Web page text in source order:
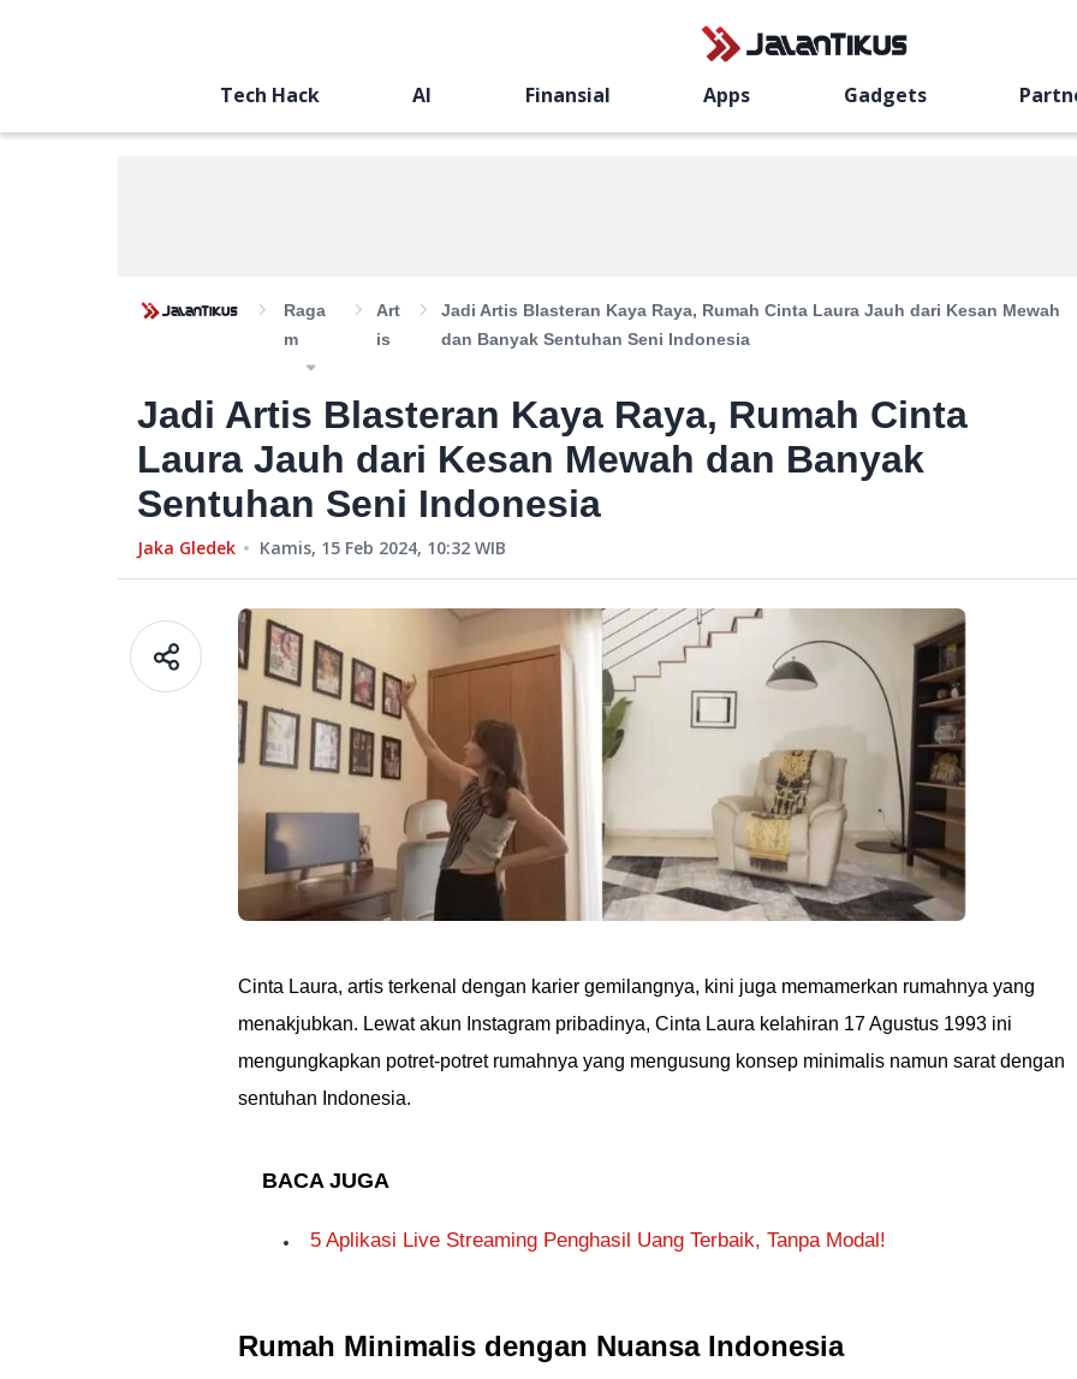
Tech Hack AI Finansial Apps Gadgets
Raga
M
Art
Is
Jadi Artis Blasteran Kaya Raya, Rumah Cinta Laura Jauh dari Kesan Mewah
dan Banyak Sentuhan Seni Indonesia
Jadi Artis Blasteran Kaya Raya, Rumah Cinta
Laura Jauh dari Kesan Mewah dan Banyak
Sentuhan Seni Indonesia
Jaka Gledek Kamis, 15 Feb 2024, 10:32 WIB
Cinta Laura, artis terkenal dengan karier gemilangnya, kini juga memamerkan rumahnya yang
menakjubkan. Lewat akun Instagram pribadinya, Cinta Laura kelahiran 17 Agustus 1993 ini
mengungkapkan potret-potret rumahnya yang mengusung konsep minimalis namun sarat dengan
sentuhan Indonesia.
BACA JUGA
5 Aplikasi Live Streaming Penghasil Uang Terbaik, Tanpa Modal!
Rumah Minimalis dengan Nuansa Indonesia